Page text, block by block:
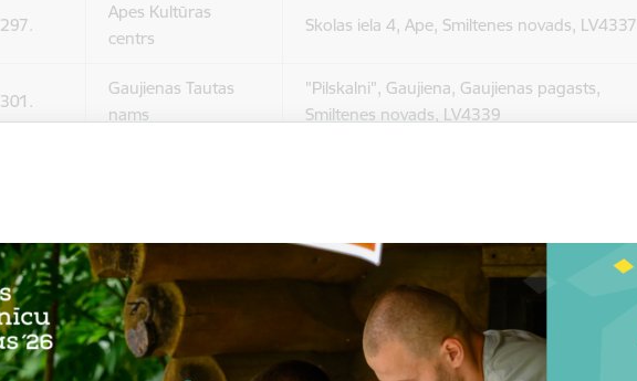
297.
Apes Kultūras
centrs
Skolas iela 4, Ape, Smiltenes novads, LV4337
301.
Gaujienas Tautas
nams
"Pilskalni", Gaujiena, Gaujienas pagasts,
Smiltenes novads, LV4339
315.
Virešu Kultūras
nams
“Mākonīši", Vireši, Virešu pagasts, Smiltenes
novads, LV4355
887.
Smiltenes Kultūras
centrs
Gaujas iela 1, Smiltene, Smiltenes novads
LV4729